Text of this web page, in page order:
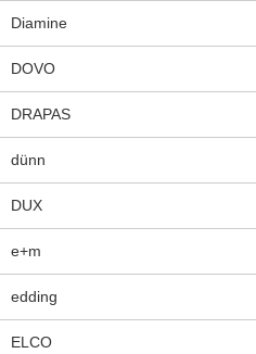
Diamine
DOVO
DRAPAS
dünn
DUX
e+m
edding
ELCO